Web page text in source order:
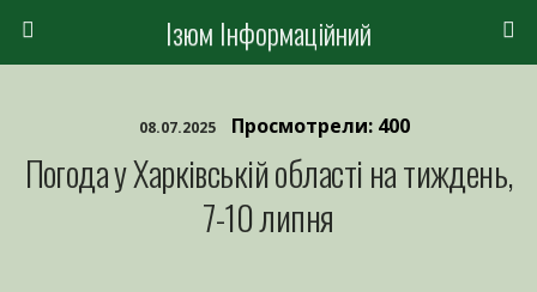
Ізюм Інформаційний
08.07.2025 Просмотрели: 400
Погода у Харківській області на тиждень,
7-10 липня